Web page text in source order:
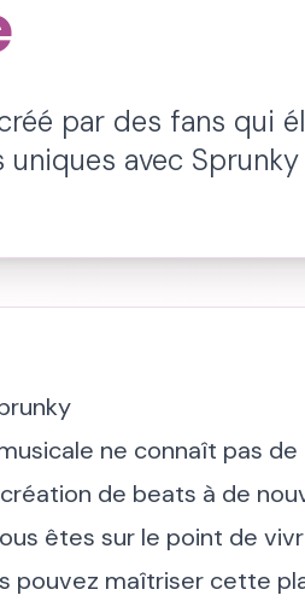
par des fans qui
avec Sprunky
ne connaît pas de
de beats à de
êtes sur le point de
pouvez maîtriser cette